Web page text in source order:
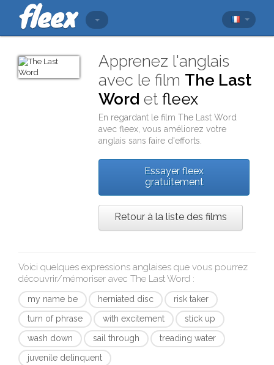
Apprenez l'anglais
avec le film The Last
Word etfleex
En regardant le filmThe Last Word
avecfleex , vous améliorez votre
anglais sans faire d'efforts.
Essayer fleex
gratuitement
Retour à la liste des films
Voici quelques expressions anglaises que vous pourrez
découvrir/mémoriser avec The Last Word :
my name be herniated disc
risk taker
turn of phrase
with excitement
stick up
wash down
sail through
treading water
juvenile delinquent